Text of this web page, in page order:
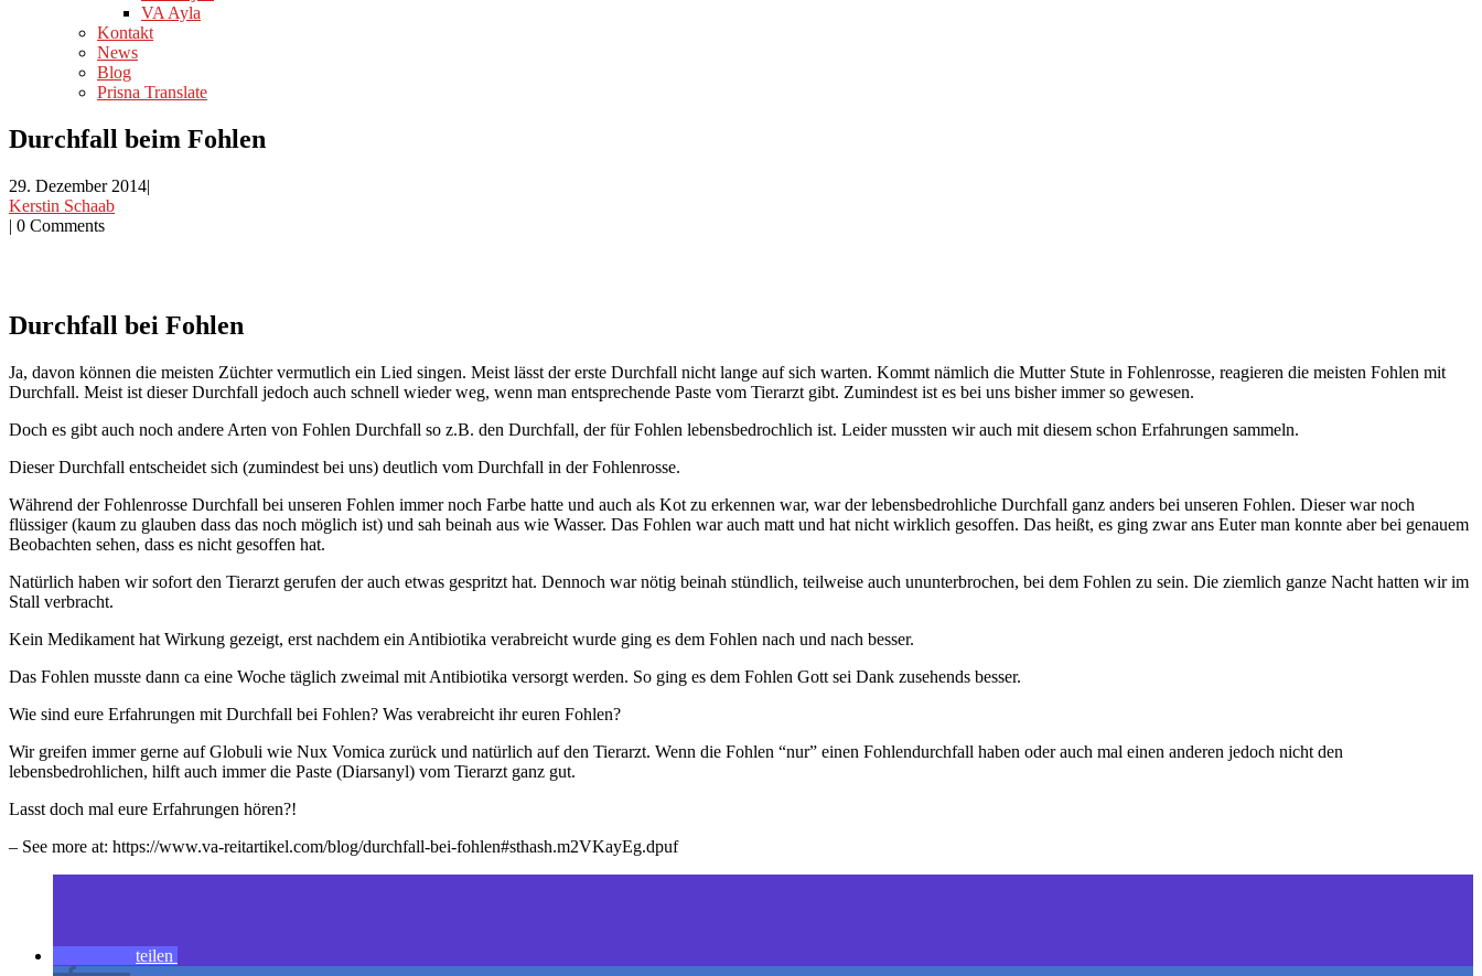
VA Ayla
Kontakt
News
Blog
Prisna Translate
Durchfall beim Fohlen
29. Dezember 2014|
Kerstin Schaab
| 0 Comments
Durchfall bei Fohlen
Ja, davon können die meisten Züchter vermutlich ein Lied singen. Meist lässt der erste Durchfall nicht lange auf sich warten. Kommt nämlich die Mutter Stute in Fohlenrosse, reagieren die meisten Fohlen mit
Durchfall. Meist ist dieser Durchfall jedoch auch schnell wieder weg, wenn man entsprechende Paste vom Tierarzt gibt. Zumindest ist es bei uns bisher immer so gewesen.
Doch es gibt auch noch andere Arten von Fohlen Durchfall so z.B. den Durchfall, der für Fohlen lebensbedrochlich ist. Leider mussten wir auch mit diesem schon Erfahrungen sammeln.
Dieser Durchfall entscheidet sich (zumindest bei uns) deutlich vom Durchfall in der Fohlenrosse.
Während der Fohlenrosse Durchfall bei unseren Fohlen immer noch Farbe hatte und auch als Kot zu erkennen war, war der lebensbedrohliche Durchfall ganz anders bei unseren Fohlen. Dieser war noch
flüssiger (kaum zu glauben dass das noch möglich ist) und sah beinah aus wie Wasser. Das Fohlen war auch matt und hat nicht wirklich gesoffen. Das heißt, es ging zwar ans Euter man konnte aber bei genauem
Beobachten sehen, dass es nicht gesoffen hat.
Natürlich haben wir sofort den Tierarzt gerufen der auch etwas gespritzt hat. Dennoch war nötig beinah stündlich, teilweise auch ununterbrochen, bei dem Fohlen zu sein. Die ziemlich ganze Nacht hatten wir im
Stall verbracht.
Kein Medikament hat Wirkung gezeigt, erst nachdem ein Antibiotika verabreicht wurde ging es dem Fohlen nach und nach besser.
Das Fohlen musste dann ca eine Woche täglich zweimal mit Antibiotika versorgt werden. So ging es dem Fohlen Gott sei Dank zusehends besser.
Wie sind eure Erfahrungen mit Durchfall bei Fohlen? Was verabreicht ihr euren Fohlen?
Wir greifen immer gerne auf Globuli wie Nux Vomica zurück und natürlich auf den Tierarzt. Wenn die Fohlen “nur” einen Fohlendurchfall haben oder auch mal einen anderen jedoch nicht den
lebensbedrohlichen, hilft auch immer die Paste (Diarsanyl) vom Tierarzt ganz gut.
Lasst doch mal eure Erfahrungen hören?!
– See more at: https://www.va-reitartikel.com/blog/durchfall-bei-fohlen#sthash.m2VKayEg.dpuf
teilen